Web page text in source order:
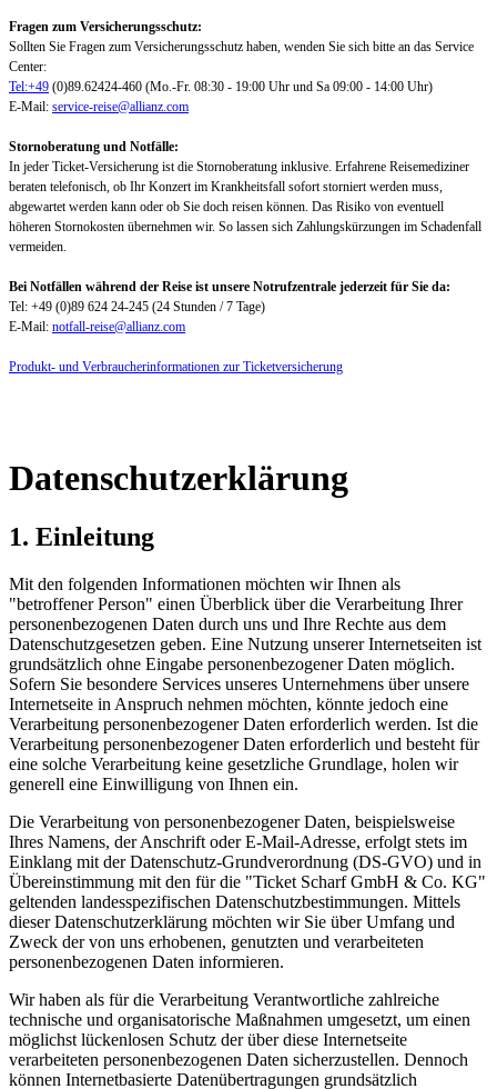
Fragen zum Versicherungsschutz:
Sollten Sie Fragen zum Versicherungsschutz haben, wenden Sie sich bitte an das Service
Center:
Tel:+49 (0)89.62424-460 (Mo.-Fr. 08:30 - 19:00 Uhr und Sa 09:00 - 14:00 Uhr)
E-Mail: service-reise@allianz.com
Stornoberatung und Notfälle:
In jeder Ticket-Versicherung ist die Stornoberatung inklusive. Erfahrene Reisemediziner
beraten telefonisch, ob Ihr Konzert im Krankheitsfall sofort storniert werden muss,
abgewartet werden kann oder ob Sie doch reisen können. Das Risiko von eventuell
höheren Stornokosten übernehmen wir. So lassen sich Zahlungskürzungen im Schadenfall
vermeiden.
Bei Notfällen während der Reise ist unsere Notrufzentrale jederzeit für Sie da:
Tel: +49 (0)89 624 24-245 (24 Stunden / 7 Tage)
E-Mail: notfall-reise@allianz.com
Produkt- und Verbraucherinformationen zur Ticketversicherung
Datenschutzerklärung
1. Einleitung
Mit den folgenden Informationen möchten wir Ihnen als
"betroffener Person" einen Überblick über die Verarbeitung Ihrer
personenbezogenen Daten durch uns und Ihre Rechte aus dem
Datenschutzgesetzen geben. Eine Nutzung unserer Internetseiten ist
grundsätzlich ohne Eingabe personenbezogener Daten möglich.
Sofern Sie besondere Services unseres Unternehmens über unsere
Internetseite in Anspruch nehmen möchten, könnte jedoch eine
Verarbeitung personenbezogener Daten erforderlich werden. Ist die
Verarbeitung personenbezogener Daten erforderlich und besteht für
eine solche Verarbeitung keine gesetzliche Grundlage, holen wir
generell eine Einwilligung von Ihnen ein.
Die Verarbeitung von personenbezogener Daten, beispielsweise
Ihres Namens, der Anschrift oder E-Mail-Adresse, erfolgt stets im
Einklang mit der Datenschutz-Grundverordnung (DS-GVO) und in
Übereinstimmung mit den für die "Ticket Scharf GmbH & Co. KG"
geltenden landesspezifischen Datenschutzbestimmungen. Mittels
dieser Datenschutzerklärung möchten wir Sie über Umfang und
Zweck der von uns erhobenen, genutzten und verarbeiteten
personenbezogenen Daten informieren.
Wir haben als für die Verarbeitung Verantwortliche zahlreiche
technische und organisatorische Maßnahmen umgesetzt, um einen
möglichst lückenlosen Schutz der über diese Internetseite
verarbeiteten personenbezogenen Daten sicherzustellen. Dennoch
können Internetbasierte Datenübertragungen grundsätzlich